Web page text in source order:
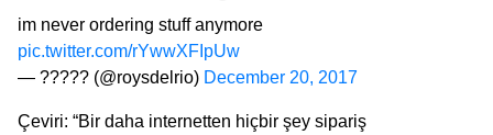
im never ordering stuff anymore
pic.twitter.com/rYwwXFIpUw
— ????? (@roysdelrio) December 20, 2017
Çeviri: “Bir daha internetten hiçbir şey sipariş